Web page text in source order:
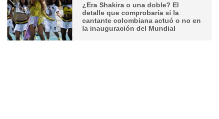
¿Era Shakira o una doble? El
detalle que comprobaría si la
cantante colombiana actuó o no en
la inauguración del Mundial